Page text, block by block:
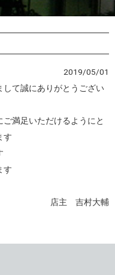
2019/05/01
して誠にありがとうござい
満足いただけるようにと
す
す
店主 吉村大輔